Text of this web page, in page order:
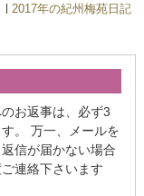
2017年の紀州梅苑日記
お返事は、必ず3
。 万一、メールを
信が届かない場合
連絡下さいます